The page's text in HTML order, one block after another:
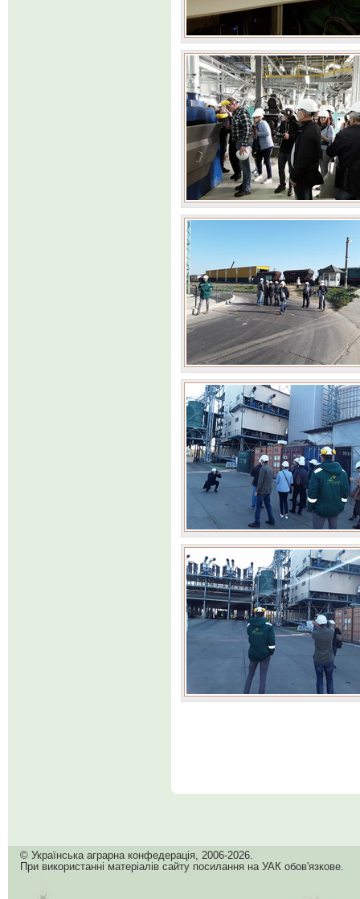
© Українська аграрна конфедерація, 2006-2026.
При використанні матеріалів сайту посилання на УАК обов'язкове.